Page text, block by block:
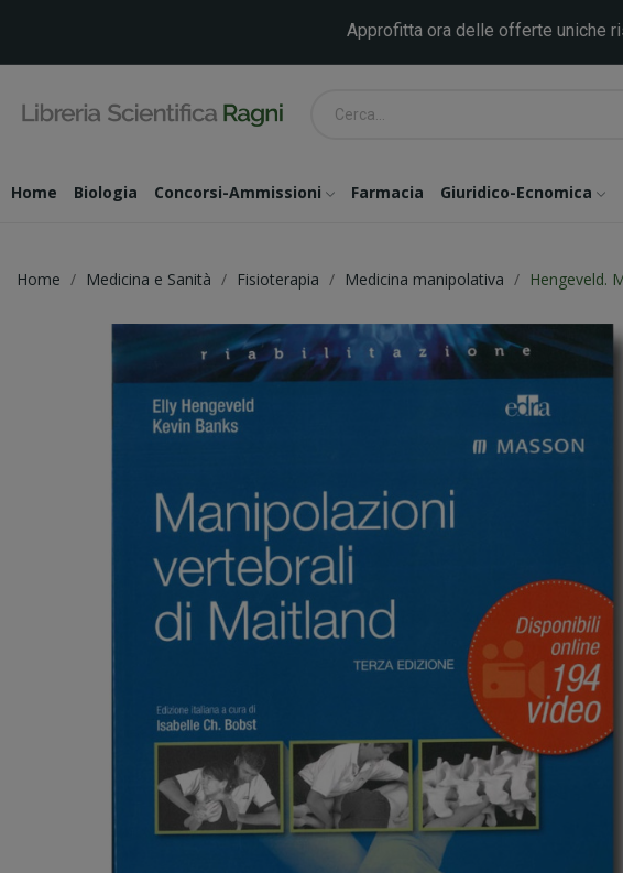
Approfitta ora delle offerte uniche
Home Biologia Concorsi-Ammissioni Farmacia Giuridico-Ecnomica
Home Medicina e Sanità Fisioterapia Medicina manipolativa Hengeveld.